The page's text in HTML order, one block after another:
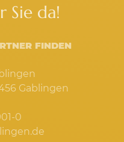
Sie da!
FINDEN
Gablingen
0